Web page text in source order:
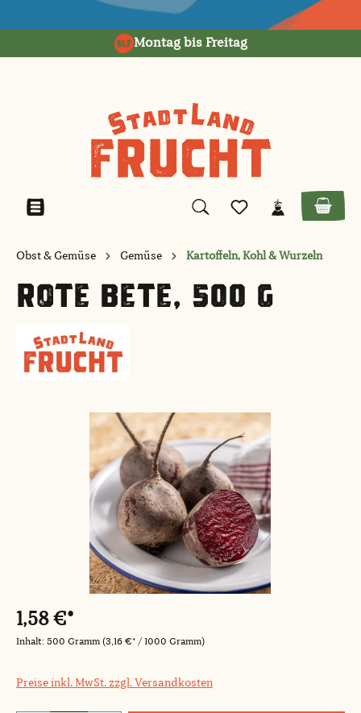
Montag bis Freitag
Obst & Gemüse Gemüse Kartoffeln, Kohl & Wurzeln
ROTE BETE, 500 G
Bildergalerie überspringen
1,58 €*
Inhalt: 500 Gramm (3,16 €* / 1000 Gramm)
Preise inkl. MwSt. zzgl. Versandkosten